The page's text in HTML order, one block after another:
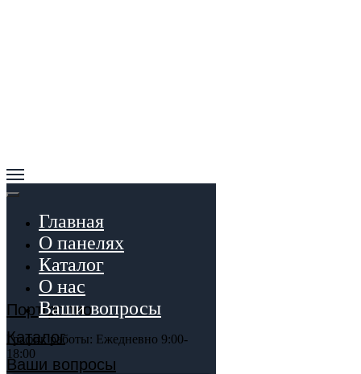
Портфолио
Каталог
Ваши вопросы
Главная
О панелях
Каталог
О нас
Ваши вопросы
График работы: Ежедневно 9:00-
18:00